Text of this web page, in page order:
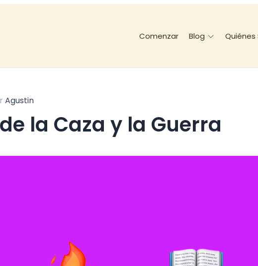
Comenzar Blog Quiénes
Agustin
la Caza y la Guerra